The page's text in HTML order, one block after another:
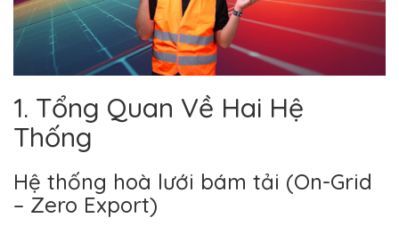
1. Tổng Quan Về Hai Hệ
Thống
Hệ thống hoà lưới bám tải (On-Grid
– Zero Export)